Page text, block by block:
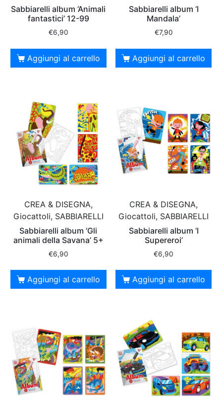
Sabbiarelli album ‘Animali
fantastici’ 12-99
€6,90
Aggiungi al carrello
Sabbiarelli album ‘I
Mandala’
€7,90
Aggiungi al carrello
CREA & DISEGNA,
Giocattoli, SABBIARELLI
Sabbiarelli album ‘Gli
animali della Savana’ 5+
€6,90
Aggiungi al carrello
CREA & DISEGNA,
Giocattoli, SABBIARELLI
Sabbiarelli album ‘I
Supereroi’
€6,90
Aggiungi al carrello